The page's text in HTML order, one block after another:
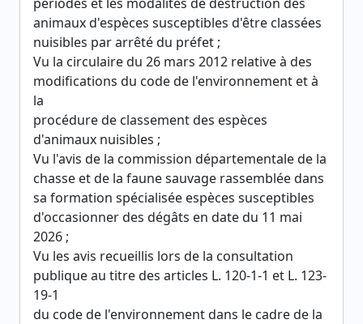
animaux d'espèces susceptibles d'être classées
nuisibles par arrêté du préfet ;
Vu la circulaire du 26 mars 2012 relative à des
modifications du code de l'environnement et à
la
procédure de classement des espèces
d'animaux nuisibles ;
Vu l'avis de la commission départementale de la
chasse et de la faune sauvage rassemblée dans
sa formation spécialisée espèces susceptibles
d'occasionner des dégâts en date du 11 mai
2026 ;
Vu les avis recueillis lors de la consultation
publique au titre des articles L. 120-1-1 et L. 123-
19-1
du code de l'environnement dans le cadre de la